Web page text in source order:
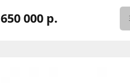
650 000 р.